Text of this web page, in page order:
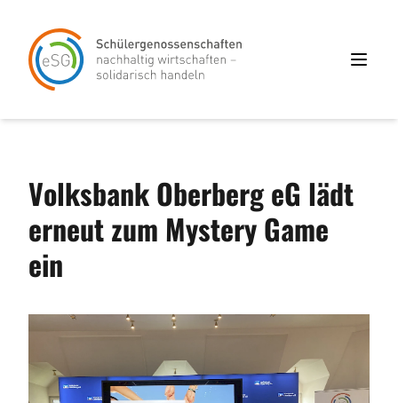
Volksbank Oberberg eG lädt
erneut zum Mystery Game
ein